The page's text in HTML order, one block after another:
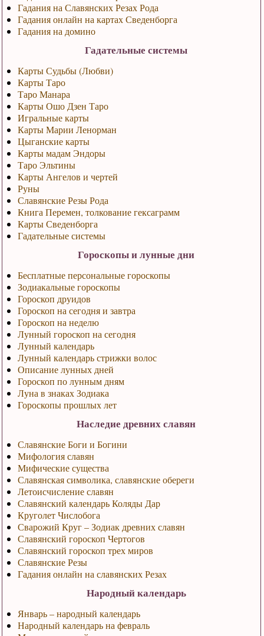
Гадания на Славянских Резах Рода
Гадания онлайн на картах Сведенборга
Гадания на домино
Гадательные системы
Карты Судьбы (Любви)
Карты Таро
Таро Манара
Карты Ошо Дзен Таро
Игральные карты
Карты Марии Ленорман
Цыганские карты
Карты мадам Эндоры
Таро Эльтины
Карты Ангелов и чертей
Руны
Славянские Резы Рода
Книга Перемен, толкование гексаграмм
Карты Сведенборга
Гадательные системы
Гороскопы и лунные дни
Бесплатные персональные гороскопы
Зодиакальные гороскопы
Гороскоп друидов
Гороскоп на сегодня и завтра
Гороскоп на неделю
Лунный гороскоп на сегодня
Лунный календарь
Лунный календарь стрижки волос
Описание лунных дней
Гороскоп по лунным дням
Луна в знаках Зодиака
Гороскопы прошлых лет
Наследие древних славян
Славянские Боги и Богини
Мифология славян
Мифические существа
Славянская символика, славянские обереги
Летоисчисление славян
Славянский календарь Коляды Дар
Круголет Числобога
Сварожий Круг – Зодиак древних славян
Славянский гороскоп Чертогов
Славянский гороскоп трех миров
Славянские Резы
Гадания онлайн на славянских Резах
Народный календарь
Январь – народный календарь
Народный календарь на февраль